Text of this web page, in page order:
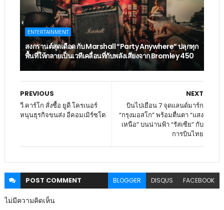
ENTERTAINMENT
สงกรานต์สุดเดือด กับ Marshall “Party Anywhere” ปลุกทุก
พื้นที่ให้กลายเป็นเวทีเคลื่อนที่กับพลังเสียงจาก Bromley 450
NEXT
บินไปเยือน 7 จุดแลนด์มาร์ก
“กรุงมอสโก” พร้อมตื่นตา “แสง
เหนือ” บนน่านฟ้า “รัสเซีย” กับ
การบินไทย
PREVIOUS
วี.คาร์โก สั่งซื้อ ยูดี โครเนอร์
หนุนธุรกิจขนส่ง อีคอมเมิร์ซโต
POST COMMENT BLOGGER DISQUS FACEBOOK
ไม่มีความคิดเห็น